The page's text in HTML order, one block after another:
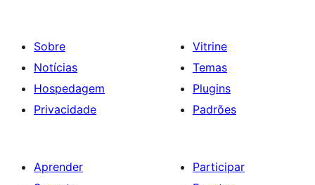
Sobre
Notícias
Hospedagem
Privacidade
Vitrine
Temas
Plugins
Padrões
Aprender
Participar